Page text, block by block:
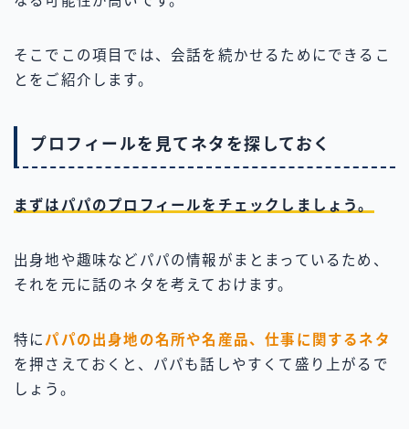
そこでこの項目では、会話を続かせるためにできるこ
とをご紹介します。
プロフィールを見てネタを探しておく
まずはパパのプロフィールをチェックしましょう。
出身地や趣味などパパの情報がまとまっているため、
それを元に話のネタを考えておけます。
特に パパの出身地の名所や名産品、仕事に関するネタ
を押さえておくと、パパも話しやすくて盛り上がるで
しょう。